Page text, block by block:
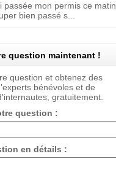
passée mon permis ce matin
bien passé s...
question maintenant !
question et obtenez des
bénévoles et de
gratuitement.
question :
en détails :